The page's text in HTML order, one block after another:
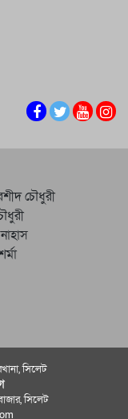
চৌধুরী
সিলেট
সিলেট